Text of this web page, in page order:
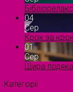
04
Сер
Крок за
01
Сер
Щира
Категорії